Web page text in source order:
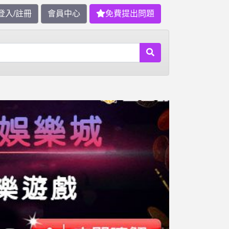
入/註冊 會員中心 免費提出問題